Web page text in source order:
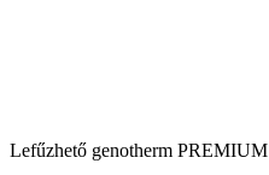
Lefűzhető genotherm